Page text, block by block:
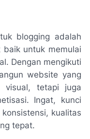
blogging adalah
untuk memulai
Dengan mengikuti
website yang
visual, tetapi juga
Ingat, kunci
kualitas
tepat.